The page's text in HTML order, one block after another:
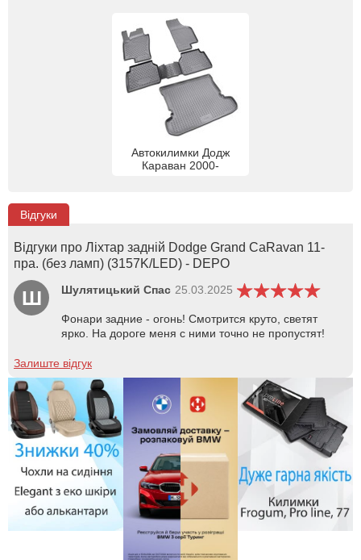
Автокилимки Додж
Караван 2000-
Відгуки
Відгуки про Ліхтар задній Dodge Grand CaRavan 11-
пра. (без ламп) (3157K/LED) - DEPO
Ш Шулятицький Спас 25.03.2025
Фонари задние - огонь! Смотрится круто, светят
ярко. На дороге меня с ними точно не пропустят!
Залиште відгук